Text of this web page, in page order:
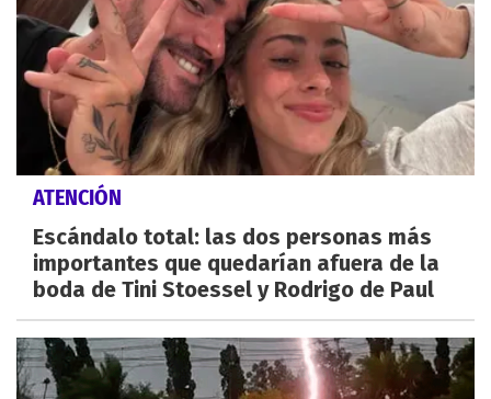
ATENCIÓN
Escándalo total: las dos personas más
importantes que quedarían afuera de la
boda de Tini Stoessel y Rodrigo de Paul